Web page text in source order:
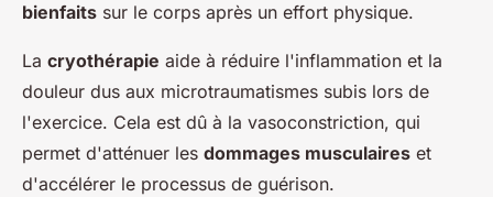
bienfaits sur le corps après un effort physique.
La cryothérapie aide à réduire l'inflammation et la
douleur dus aux microtraumatismes subis lors de
l'exercice. Cela est dû à la vasoconstriction, qui
permet d'atténuer les dommages musculaires et
d'accélérer le processus de guérison.